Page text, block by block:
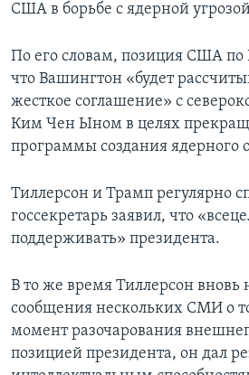
США в борьбе с ядерной
По его словам, позиция США по
что Вашингтон «будет
жесткое соглашение» с
Ким Чен Ыном в целях
программы создания ядерного
Тиллерсон и Трамп регулярно
госсекретарь заявил, что
поддерживать» президента.
В то же время Тиллерсон вновь
сообщения нескольких СМИ о
момент разочарования
позицией президента, он дал